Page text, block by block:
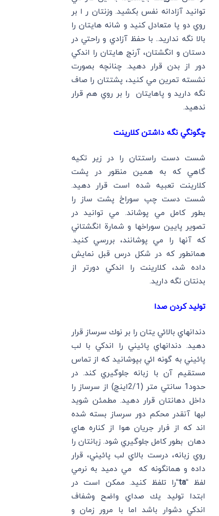
توانيد آزادانه نفس بكشيد. وزنتان ر ا بر
روي دو پا متعادل كنيد و شانه هايتان را
بالا نگه نداريد.. با حفظ آزادي و راحتي در
دستان و انگشتان، آرنج هايتان را اندكي
دور از بدن قرار دهيد. چنانچه بصورت
نشسته تمرين مي كنيد، پشتتان را صاف
نگه داريد و پاهايتان را بر روي هم قرار
ندهيد.
چگونگي نگه داشتن كلارينت
شست دست راستتان را در زير تكيه
گاهي كه به همين منظور در پشت
كلارينت تعبيه شده است قرار دهيد.
شست دست چپ سوراخ پشت ساز را
بطور كامل مي پوشاند. مي توانيد در
تصوير پايين سوراخها و شمارة انگشتاني
كه آنها را مي پوشانند، بررسي كنيد.
همانطور كه در شكل درس قبل نمايش
داده شد، كلارينت را اندكي دورتر از
بدنتان نگه داريد.
توليد كردن صدا
دندانهاي بالائي يتان را بر نوك سرساز قرار
دهيد. دندانهاي پائيني را اندكي با لب
پائيني به گونه ائي بپوشانيد كه از تماس
مستقيم آن با زبانه جلوگيري كند. در
حدود1 سانتي متر (2/1اينچ) از سرساز را
داخل دهانتان قرار دهيد. مطمئن شويد
لبها آنقدر محكم دور سرساز بسته شده
اند كه از فرار جريان هوا از كناره هاي
دهان بطور كامل جلوگيري شود. زبانتان را
روي زبانه، درست بالاي لب پائيني، قرار
داده و همانگونه كه مي دميد به نرمي
لفظ “ta“را تلفظ كنيد. ممكن است در
ابتدا توليد يك صداي واضح وشفاف
اندكي دشوار باشد اما با مرور زمان و